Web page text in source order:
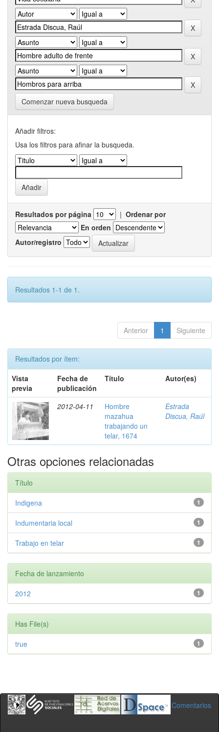
Comenzar nueva busqueda
Añadir filtros:
Usa los filtros para afinar la busqueda.
Resultados por página | Ordenar por
En orden
Autor/registro
Resultados 1-1 de 1.
Anterior 1 Siguiente
Resultados por ítem:
Vista
previa
Fecha de
publicación
Título Autor(es)
2012-04-11
Hombre
mazahua
trabajando un
telar, 1674
Estrada
Discua, Raúl
Otras opciones relacionadas
Título
1
Indigena
1
Indumentaria local
1
Trabajo en telar
Fecha de lanzamiento
1
2012
Has File(s)
1
true
Comentarios